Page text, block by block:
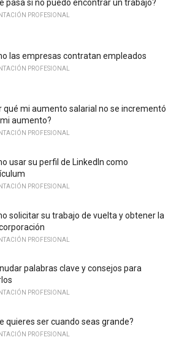
pasa si no puedo encontrar un trabajo?
PROFESIONAL
las empresas contratan empleados
PROFESIONAL
qué mi aumento salarial no se incrementó
aumento?
PROFESIONAL
usar su perfil de LinkedIn como
PROFESIONAL
solicitar su trabajo de vuelta y obtener la
PROFESIONAL
palabras clave y consejos para
PROFESIONAL
quieres ser cuando seas grande?
PROFESIONAL